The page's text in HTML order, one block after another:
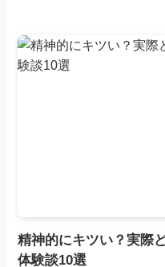
精神的にキツい？実際
体験談10選